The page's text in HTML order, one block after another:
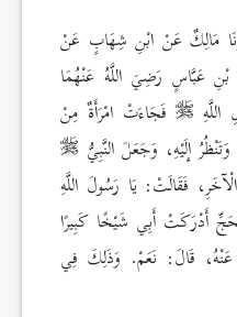
مَالِكٌ عَنْ ابْنِ شِهَابٍ عَنْ
عَبَّاسٍ رَضِيَ اللَّهُ عَنْهُمَا
فَجَاءَتْ امْرَأَةٌ مِنْ
إِلَيْهِ، وَجَعَلَ النَّبِيُّ
فَقَالَتْ: يَا رَسُولَ اللَّهِ
أَدْرَكَتْ أَبِي شَيْخًا كَبِيرًا
عَنْهُ، قَالَ: نَعَمْ. وَذَلِكَ فِي